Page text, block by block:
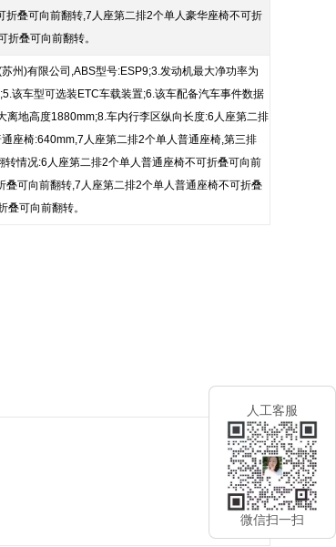
折叠可向前翻转,7人座第二排2个单人豪华座椅不可折
折叠可向前翻转。
州)有限公司,ABS型号:ESP9;3.发动机最大净功率为
该车型可选装ETC车载装置;6.该车配备汽车事件数据
离地高度1880mm;8.车内行李区纵向长度:6人座第二排
座椅:640mm,7人座第二排2个单人普通座椅,第三排
情况:6人座第二排2个单人普通座椅不可折叠可向前
叠可向前翻转,7人座第二排2个单人普通座椅不可折叠
叠可向前翻转。
人工客服
微信扫一扫